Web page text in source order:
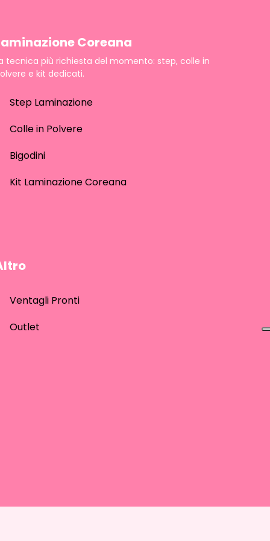
Coreana
tecnica più richiesta del momento: step, colle in
e kit dedicati.
Step Laminazione
Colle in Polvere
Bigodini
Kit Laminazione Coreana
Ventagli Pronti
Outlet